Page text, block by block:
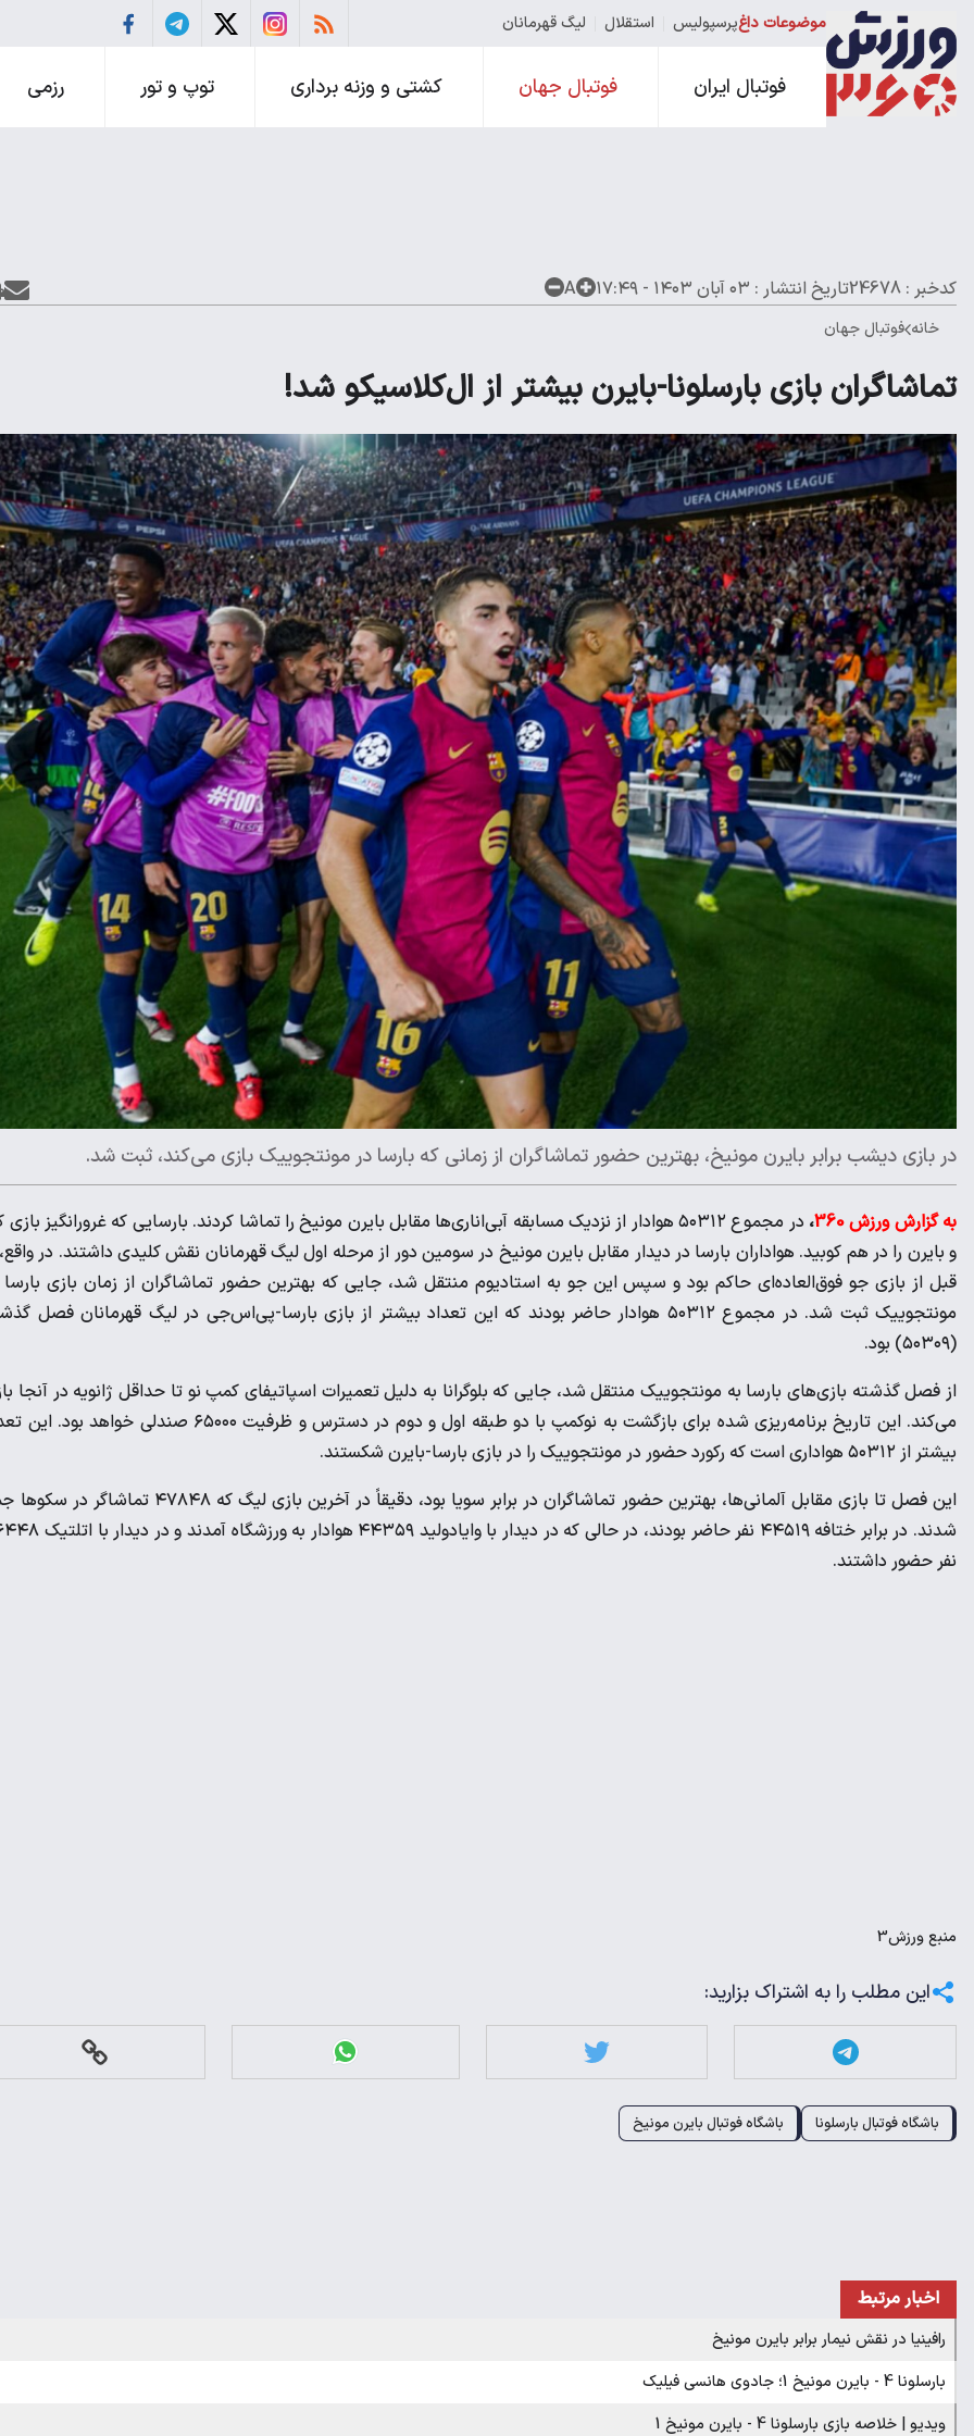
موضوعات داغپرسپولیس استقلال لیگ قهرمانان
فوتبال ایران فوتبال جهان کشتی و وزنه برداری توپ و تور رزمی
کدخبر : 24678 تاریخ انتشار : ۰۳ آبان ۱۴۰۳ - ۱۷:۴۹ A
خانه فوتبال جهان
تماشاگران بازی بارسلونا-بایرن بیشتر از ال‌کلاسیکو شد!
در بازی دیشب برابر بایرن مونیخ، بهترین حضور تماشاگران از زمانی که بارسا در مونتجوییک بازی می‌کند، ثبت شد.
به گزارش ورزش 360 ،
در مجموع ۵۰۳۱۲ هوادار از نزدیک مسابقه آبی‌اناری‌ها مقابل بایرن مونیخ را تماشا کردند. بارسایی که غرورانگیز بازی
و بایرن را در هم کوبید. هواداران بارسا در دیدار مقابل بایرن مونیخ در سومین دور از مرحله اول لیگ قهرمانان نقش کلیدی داشتند. در
قبل از بازی جو فوق‌العاده‌ای حاکم بود و سپس این جو به استادیوم منتقل شد، جایی که بهترین حضور تماشاگران از زمان بازی بارسا
مونتجوییک ثبت شد. در مجموع ۵۰۳۱۲ هوادار حاضر بودند که این تعداد بیشتر از بازی بارسا-پی‌اس‌جی در لیگ قهرمانان فصل
(۵۰۳۰۹) بود.
از فصل گذشته بازی‌های بارسا به مونتجوییک منتقل شد، جایی که بلوگرانا به دلیل تعمیرات اسپاتیفای کمپ نو تا حداقل ژانویه در آنجا
می‌کند. این تاریخ برنامه‌ریزی شده برای بازگشت به نوکمپ با دو طبقه اول و دوم در دسترس و ظرفیت ۶۵۰۰۰ صندلی خواهد
بیشتر از ۵۰۳۱۲ هواداری است که رکورد حضور در مونتجوییک را در بازی بارسا-بایرن شکستند.
این فصل تا بازی مقابل آلمانی‌ها، بهترین حضور تماشاگران در برابر سویا بود، دقیقاً در آخرین بازی لیگ که ۴۷۸۴۸
شدند. در برابر ختافه ۴۴۵۱۹ نفر حاضر بودند، در حالی که در دیدار با وایادولید ۴۴۳۵۹
نفر حضور داشتند.
منبعورزش3
این مطلب را به اشتراک بزارید:
باشگاه فوتبال بارسلونا باشگاه فوتبال بایرن مونیخ
اخبار مرتبط
رافینیا در نقش نیمار برابر بایرن مونیخ
بارسلونا 4 - بایرن مونیخ 1؛ جادوی هانسی فیلیک
ویدیو | خلاصه بازی بارسلونا 4 - بایرن مونیخ 1